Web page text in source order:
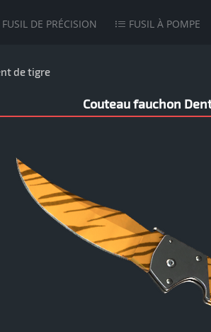
FUSIL DE PRÉCISION FUSIL À POMPE
de tigre
Couteau fauchon